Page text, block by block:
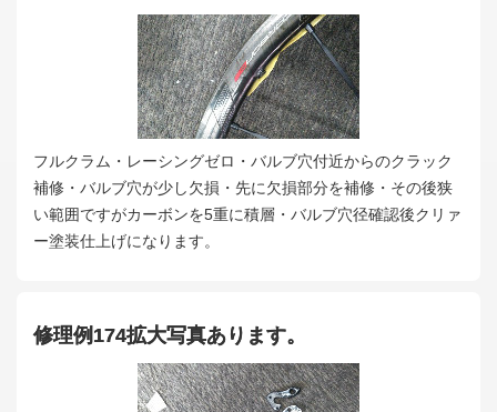
フルクラム・レーシングゼロ・バルブ穴付近からのクラック
補修・バルブ穴が少し欠損・先に欠損部分を補修・その後狭
い範囲ですがカーボンを5重に積層・バルブ穴径確認後クリァ
ー塗装仕上げになります。
修理例174拡大写真あります。